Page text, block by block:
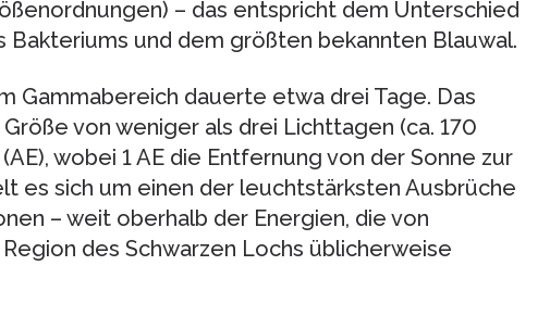
– das entspricht dem Unterschied
Bakteriums und dem größten bekannten Blauwal.
Gammabereich dauerte etwa drei Tage. Das
von weniger als drei Lichttagen (ca. 170
wobei 1 AE die Entfernung von der Sonne zur
es sich um einen der leuchtstärksten Ausbrüche
– weit oberhalb der Energien, die von
des Schwarzen Lochs üblicherweise